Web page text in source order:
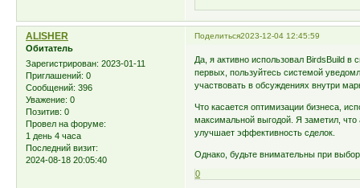
Поделиться2023-12-04 12:45:59
ALISHER
Обитатель
Зарегистрирован: 2023-01-11
Приглашений: 0
Сообщений: 396
Уважение: 0
Позитив: 0
Провел на форуме:
1 день 4 часа
Последний визит:
2024-08-18 20:05:40
Да, я активно использовал BirdsBuild в
первых, пользуйтесь системой
участвовать в обсуждениях внутри
Что касается оптимизации бизнеса,
максимальной выгодой. Я заметил,
улучшает эффективность сделок.
Однако, будьте внимательны при
0